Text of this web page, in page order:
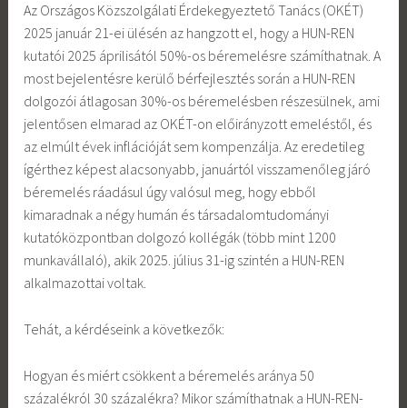
Az Országos Közszolgálati Érdekegyeztető Tanács (OKÉT)
2025 január 21-ei ülésén az hangzott el, hogy a HUN-REN
kutatói 2025 áprilisától 50%-os béremelésre számíthatnak. A
most bejelentésre kerülő bérfejlesztés során a HUN-REN
dolgozói átlagosan 30%-os béremelésben részesülnek, ami
jelentősen elmarad az OKÉT-on előirányzott emeléstől, és
az elmúlt évek inflációját sem kompenzálja. Az eredetileg
ígérthez képest alacsonyabb, januártól visszamenőleg járó
béremelés ráadásul úgy valósul meg, hogy ebből
kimaradnak a négy humán és társadalomtudományi
kutatóközpontban dolgozó kollégák (több mint 1200
munkavállaló), akik 2025. július 31-ig szintén a HUN-REN
alkalmazottai voltak.
Tehát, a kérdéseink a következők:
Hogyan és miért csökkent a béremelés aránya 50
százalékról 30 százalékra? Mikor számíthatnak a HUN-REN-